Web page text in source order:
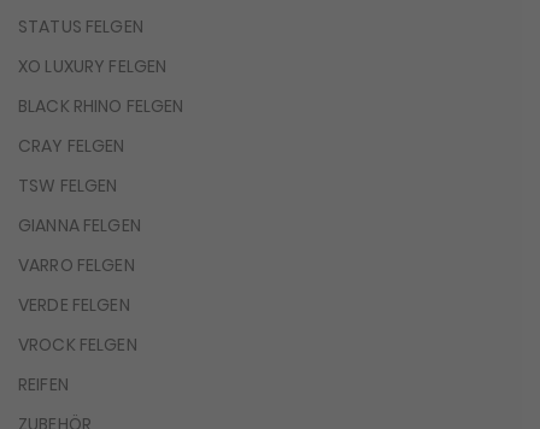
STATUS FELGEN
XO LUXURY FELGEN
BLACK RHINO FELGEN
CRAY FELGEN
TSW FELGEN
GIANNA FELGEN
VARRO FELGEN
VERDE FELGEN
VROCK FELGEN
REIFEN
ZUBEHÖR